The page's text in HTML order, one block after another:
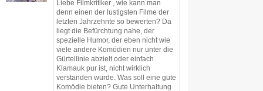
Liebe Filmkritiker , wie kann man
denn einen der lustigsten Filme der
letzten Jahrzehnte so bewerten? Da
liegt die Befürchtung nahe, der
spezielle Humor, der eben nicht wie
viele andere Komödien nur unter die
Gürtellinie abzielt oder einfach
Klamauk pur ist, nicht wirklich
verstanden wurde. Was soll eine gute
Komödie bieten? Gute Unterhaltung